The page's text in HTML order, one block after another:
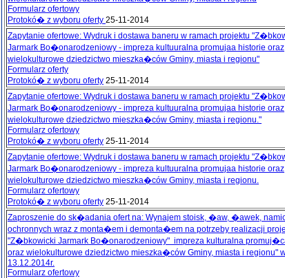
Formularz ofertowy
Protokó� z wyboru oferty 25-11-2014
Zapytanie ofertowe: Wydruk i dostawa baneru w ramach projektu
Jarmark Bo�onarodzeniowy - impreza kultuuralna promujaa historie oraz
wielokulturowe dziedzictwo mieszka�ców Gminy, miasta i regionu"
Formularz oferty
Protokó� z wyboru oferty 25-11-2014
Zapytanie ofertowe: Wydruk i dostawa baneru w ramach projektu
Jarmark Bo�onarodzeniowy - impreza kultuuralna promujaa historie oraz
wielokulturowe dziedzictwo mieszka�ców Gminy, miasta i regionu."
Formularz ofertowy
Protokó� z wyboru oferty 25-11-2014
Zapytanie ofertowe: Wydruk i dostawa baneru w ramach projektu
Jarmark Bo�onarodzeniowy - impreza kultuuralna promujaa historie oraz
wielokulturowe dziedzictwo mieszka�ców Gminy, miasta i regionu.
Formularz ofertowy
Protokó� z wyboru oferty 25-11-2014
Zaproszenie do sk�adania ofert na: Wynajem stoisk, �aw, �awek,
ochronnych wraz z monta�em i demonta�em na potrzeby realizacji
"Z�bkowicki Jarmark Bo�onarodzeniowy" impreza kulturalna
oraz wielokulturowe dziedzictwo mieszka�ców Gminy, miasta i regionu"
13.12.2014r.
Formularz ofertowy